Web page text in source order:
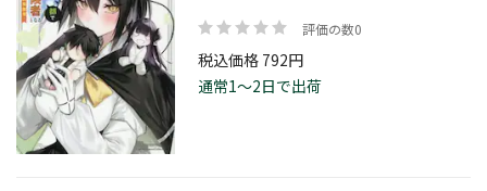
評価の数0
税込価格 792円
通常1～2日で出荷